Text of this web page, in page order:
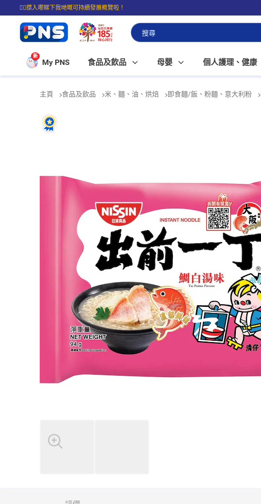
☝🏼㩒入嚟睇下我哋嘅可持續發展概覽啦！
⭐購物滿$399即享免費送貨；滿$100即可免費店取。
新
My PNS 食品及飲品 母嬰 個人護理、健康
主頁 食品及飲品 米、麵、油、烘焙 即食麵/飯、粉麵、意大利粉